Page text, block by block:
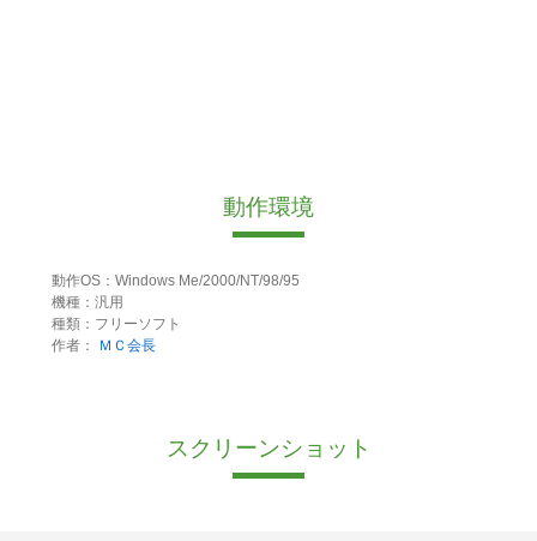
動作環境
動作OS：Windows Me/2000/NT/98/95
機種：汎用
種類：フリーソフト
作者：
ＭＣ会長
スクリーンショット